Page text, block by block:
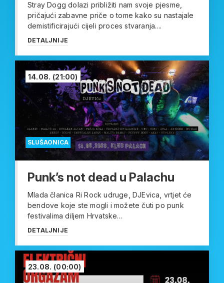
Stray Dogg dolazi približiti nam svoje pjesme,
pričajući zabavne priče o tome kako su nastajale
demistificirajući cijeli proces stvaranja....
DETALJNIJE
SLUŠAONICA
14.08. (21:00)
Punk’s not dead u Palachu
Mlada članica Ri Rock udruge, DJEvica, vrtjet će
bendove koje ste mogli i možete čuti po punk
festivalima diljem Hrvatske...
DETALJNIJE
23.08. (00:00)